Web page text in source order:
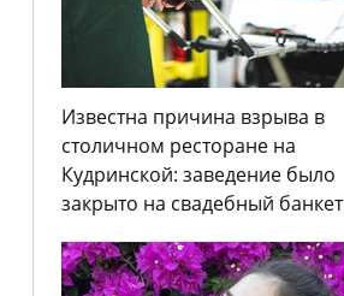
Известна причина взрыва в
столичном ресторане на
Кудринской: заведение было
закрыто на свадебный банкет